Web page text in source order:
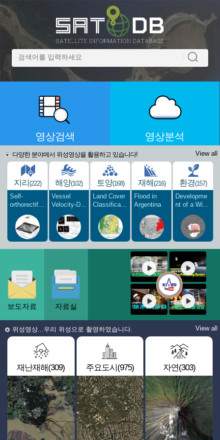
영상검색 영상분석
다양한 분야에서 위성영상을 활용하고 있습니다! View all
지리(222)
Self-
orthorectif...
해양(102)
Vessel
Velocity-D...
토양(168)
Land Cover
Classifica...
재해(216)
Flood in
Argentina
환경(157)
Developme
nt of a Wi...
보도자료 자료실
위성영상...우리 위성으로 촬영하였습니다. View all
재난재해(309) 주요도시(975) 자연(303)